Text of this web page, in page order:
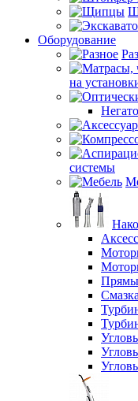
Оборудование
на
системы